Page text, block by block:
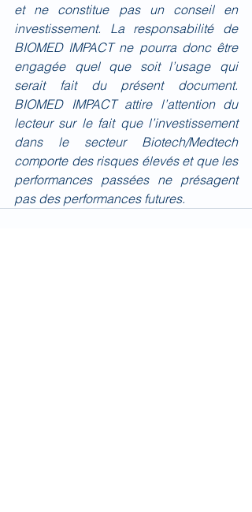
et ne constitue pas un conseil en
investissement. La responsabilité de
BIOMED IMPACT ne pourra donc être
engagée quel que soit l’usage qui
serait fait du présent document.
BIOMED IMPACT attire l’attention du
lecteur sur le fait que l’investissement
dans le secteur Biotech/Medtech
comporte des risques élevés et que les
performances passées ne présagent
pas des performances futures.